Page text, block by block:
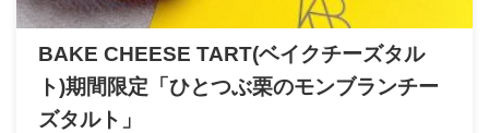
BAKE CHEESE TART(ベイクチーズタル
ト)期間限定「ひとつぶ栗のモンブランチー
ズタルト」